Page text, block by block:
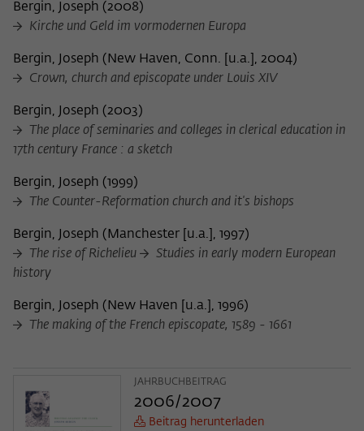
Bergin, Joseph (2008)
Kirche und Geld im vormodernen Europa
Bergin, Joseph ( New Haven, Conn. [u.a.], 2004)
Crown, church and episcopate under Louis XIV
Bergin, Joseph (2003)
The place of seminaries and colleges in clerical education in
17th century France : a sketch
Bergin, Joseph (1999)
The Counter-Reformation church and it's bishops
Bergin, Joseph ( Manchester [u.a.], 1997)
The rise of Richelieu
Studies in early modern European
history
Bergin, Joseph ( New Haven [u.a.], 1996)
The making of the French episcopate, 1589 - 1661
JAHRBUCHBEITRAG
2006/2007
Beitrag herunterladen